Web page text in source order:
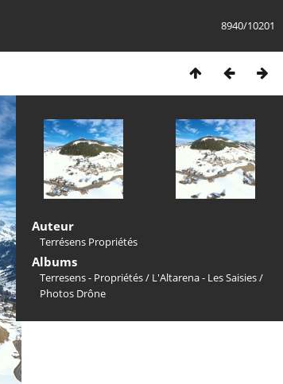
8940/10201
Auteur
Terrésens Propriétés
Albums
Terresens - Propriétés/ L'Altarena - Les Saisies/
Photos Drône